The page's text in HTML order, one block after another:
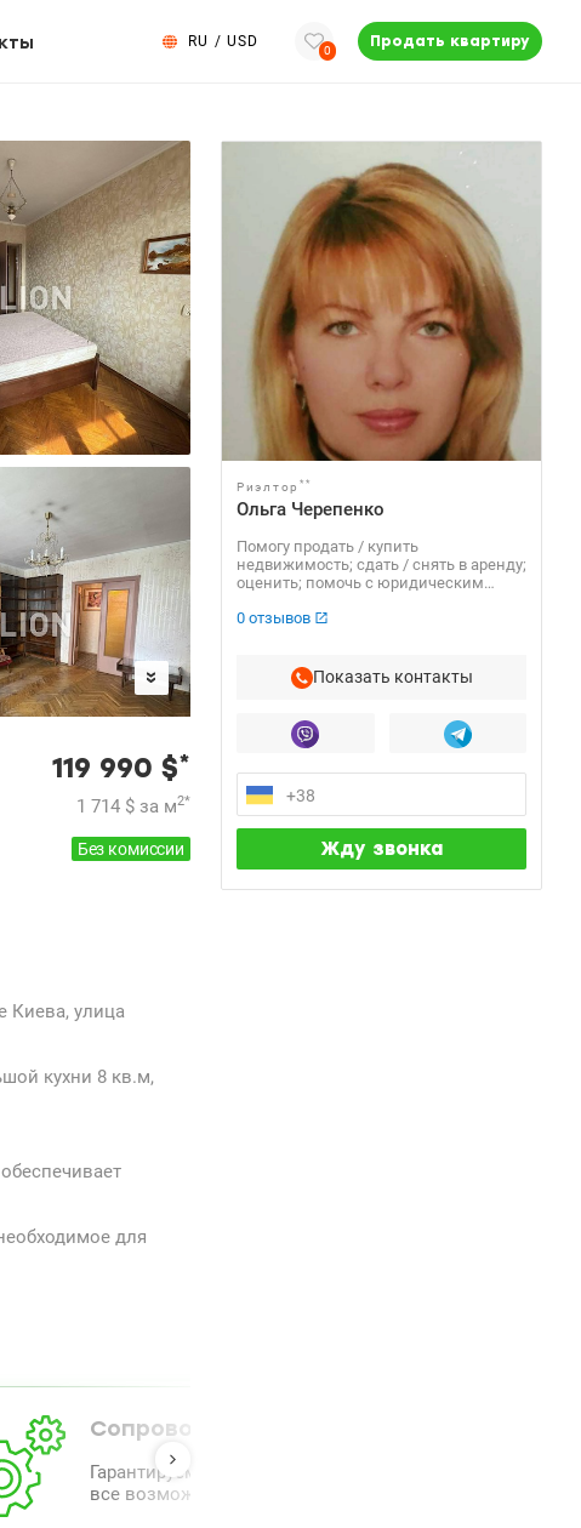
RU / USD
0
Продать квартиру
119 990 $*
1 714 $ за м2*
Без комиссии
Киева, улица
кухни 8 кв.м,
для
Сопровождение от А до Я
Гарантируем полный комлпекс сопровождения и
все возможное для облегчения процесса.
Риэлтор **
Ольга Черепенко
Помогу продать / купить
недвижимость; сдать / снять в аренду;
оценить; помочь с юридическим
0 отзывов
Показать контакты